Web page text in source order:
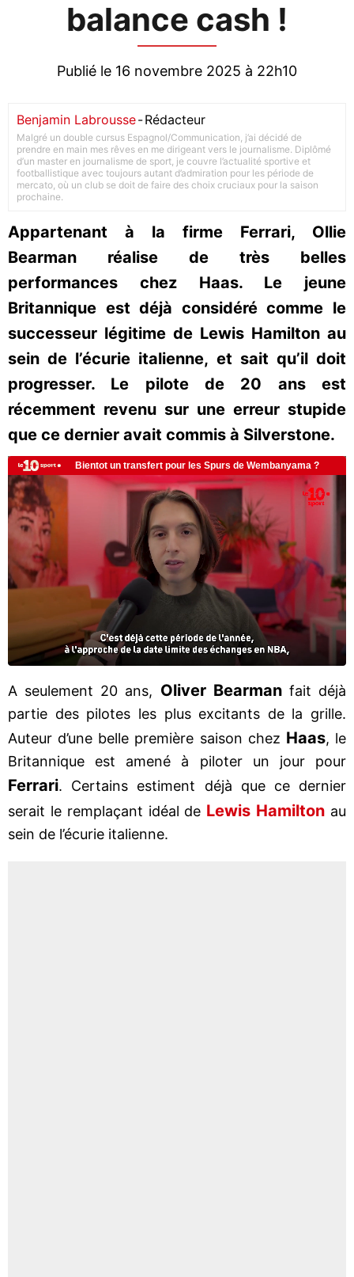
balance cash !
Publié le 16 novembre 2025 à 22h10
Benjamin Labrousse-Rédacteur
Malgré un double cursus Espagnol/Communication, j’ai décidé de
prendre en main mes rêves en me dirigeant vers le journalisme. Diplômé
d’un master en journalisme de sport, je couvre l’actualité sportive et
footballistique avec toujours autant d’admiration pour les période de
mercato, où un club se doit de faire des choix cruciaux pour la saison
prochaine.
Appartenant à la firme Ferrari, Ollie
Bearman réalise de très belles
performances chez Haas. Le jeune
Britannique est déjà considéré comme le
successeur légitime de Lewis Hamilton au
sein de l’écurie italienne, et sait qu’il doit
progresser. Le pilote de 20 ans est
récemment revenu sur une erreur stupide
que ce dernier avait commis à Silverstone.
A seulement 20 ans, Oliver Bearmanfait déjà
partie des pilotes les plus excitants de la grille.
Auteur d’une belle première saison chez Haas, le
Britannique est amené à piloter un jour pour
Ferrari. Certains estiment déjà que ce dernier
serait le remplaçant idéal de Lewis Hamilton au
sein de l’écurie italienne.